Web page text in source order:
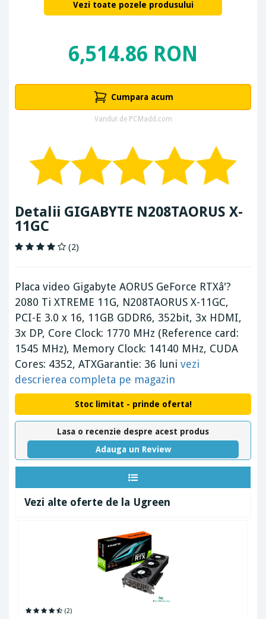
Vezi toate pozele produsului
6,514.86 RON
Cumpara acum
Vandut de PCMadd.com
Detalii GIGABYTE N208TAORUS X-
11GC
(2)
Placa video Gigabyte AORUS GeForce RTXâ'?
2080 Ti XTREME 11G, N208TAORUS X-11GC,
PCI-E 3.0 x 16, 11GB GDDR6, 352bit, 3x HDMI,
3x DP, Core Clock: 1770 MHz (Reference card:
1545 MHz), Memory Clock: 14140 MHz, CUDA
Cores: 4352, ATXGarantie: 36 luni vezi
descrierea completa pe magazin
Stoc limitat - prinde oferta!
Lasa o recenzie despre acest produs
Adauga un Review
Vezi alte oferte de la Ugreen
(2)